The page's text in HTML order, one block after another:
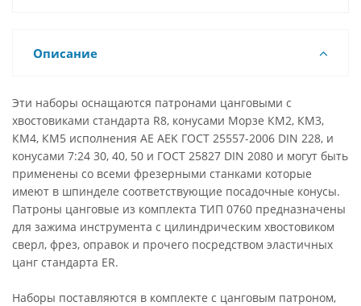
Описание
Эти наборы оснащаются патронами цанговыми с
хвостовиками стандарта R8, конусами Морзе КМ2, КМ3,
КМ4, КМ5 исполнения AE AEK ГОСТ 25557-2006 DIN 228, и
конусами 7:24 30, 40, 50 и ГОСТ 25827 DIN 2080 и могут быть
применены со всеми фрезерными станками которые
имеют в шпинделе соответствующие посадочные конусы.
Патроны цанговые из комплекта ТИП 0760 предназначены
для зажима инструмента с цилиндрическим хвостовиком
сверл, фрез, оправок и прочего посредством эластичных
цанг стандарта ER.
Наборы поставляются в комплекте с цанговым патроном,